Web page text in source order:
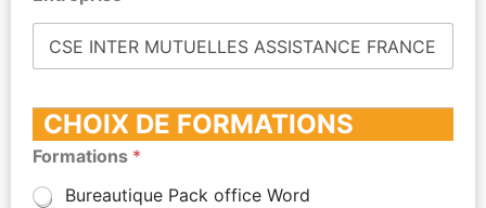
CHOIX DE FORMATIONS
Formations *
Bureautique Pack office Word